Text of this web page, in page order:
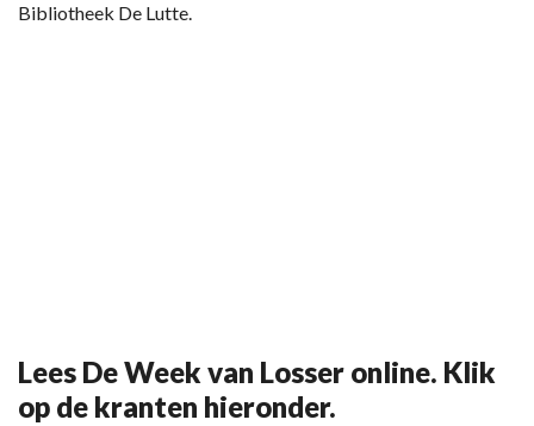
Bibliotheek De Lutte.
Lees De Week van Losser online. Klik
op de kranten hieronder.